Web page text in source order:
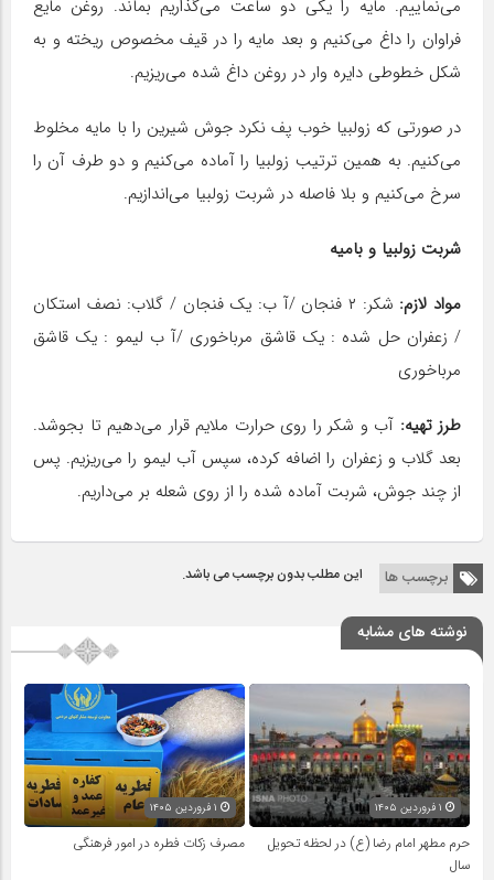
می‌نماییم. مایه را یکی دو ساعت می‌گذاریم بماند. روغن مایع
فراوان را داغ می‌کنیم و بعد مایه را در قیف مخصوص ریخته و به
شکل خطوطی دایره وار در روغن داغ شده می‌ریزیم.
در صورتی که زولبیا خوب پف نکرد جوش شیرین را با مایه مخلوط
می‌کنیم. به همین ترتیب زولبیا را آماده می‌کنیم و دو طرف آن را
سرخ می‌کنیم و بلا فاصله در شربت زولبیا می‌اندازیم.
شربت زولبیا و بامیه
مواد لازم:
شکر: ۲ فنجان /آ ب: یک فنجان / گلاب: نصف استکان
/ زعفران حل شده : یک قاشق مرباخوری /آ ب لیمو : یک قاشق
مرباخوری
طرز تهیه: آب و شکر را روی حرارت ملایم قرار می‌دهیم تا بجوشد.
بعد گلاب و زعفران را اضافه کرده، سپس آب لیمو را می‌ریزیم. پس
از چند جوش، شربت آماده شده را از روی شعله بر می‌داریم.
برچسب ها این مطلب بدون برچسب می باشد.
نوشته های مشابه
حرم مطهر امام رضا (ع) در لحظه تحویل
سال
مصرف زکات فطره در امور فرهنگی